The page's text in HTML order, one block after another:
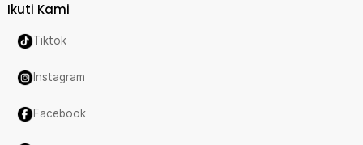
Ikuti Kami
Tiktok
Instagram
Facebook